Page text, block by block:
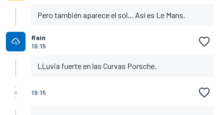
Pero también aparece el sol... Así es Le Mans.
Rain
19:15
LLuvia fuerte en las Curvas Porsche.
19:15